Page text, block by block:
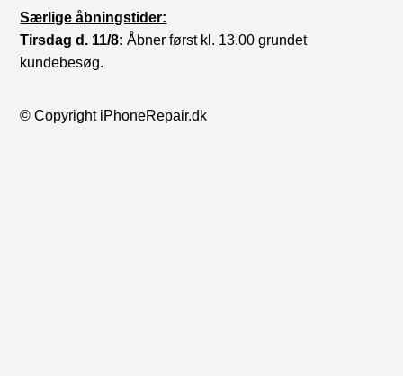
Særlige åbningstider:
Tirsdag d. 11/8: Åbner først kl. 13.00 grundet
kundebesøg.
© Copyright iPhoneRepair.dk